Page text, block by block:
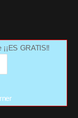
GRATIS!!